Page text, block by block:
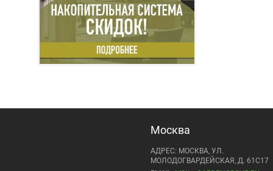
Москва
АДРЕС: МОСКВА, УЛ.
МОЛОДОГВАРДЕЙСКАЯ, Д. 61С17